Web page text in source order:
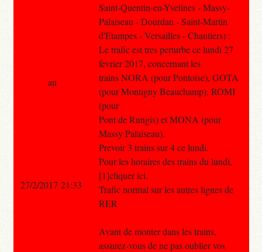
Saint-Quentin-en-Yvelines - Massy-
Palaiseau - Dourdan - Saint-Martin
d'Etampes - Versailles - Chantiers) :
Le trafic est tres perturbe ce lundi 27
fevrier 2017, concernant les
trains NORA (pour Pontoise), GOTA
(pour Montigny Beauchamp), ROMI
(pour
Pont de Rungis) et MONA (pour
Massy Palaiseau).
Prevoir 3 trains sur 4 ce lundi.
Pour les horaires des trains du lundi,
[1]cliquer ici.
Trafic normal sur les autres lignes de
RER
Avant de monter dans les trains,
assurez-vous de ne pas oublier vos
au
27/2/2017 21:33